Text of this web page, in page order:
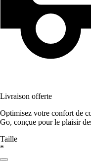
Livraison offerte
Optimisez votre confort de
Go, conçue pour le plaisir
Taille
*